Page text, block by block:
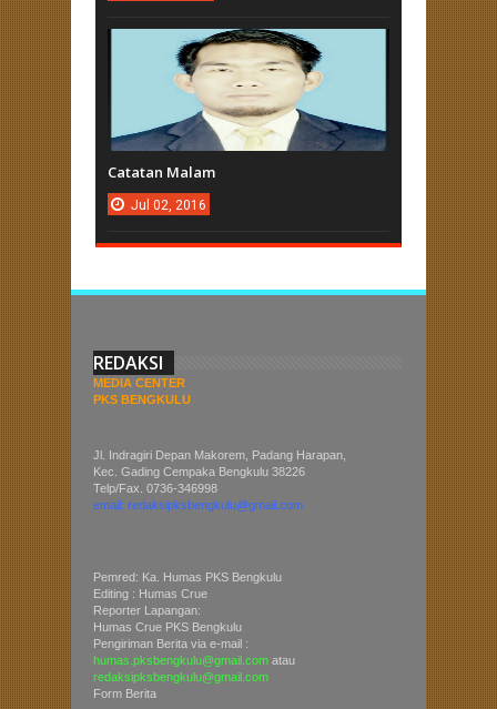
Catatan Malam
Jul 02, 2016
REDAKSI
MEDIA CENTER
PKS BENGKULU
Jl. Indragiri Depan Makorem, Padang Harapan,
Kec. Gading Cempaka Bengkulu 38226
Telp/Fax. 0736-346998
email: redaksipksbengkulu@gmail.com
Pemred: Ka. Humas PKS Bengkulu
Editing : Humas Crue
Reporter Lapangan:
Humas Crue PKS Bengkulu
Pengiriman Berita via e-mail :
humas.pksbengkulu@gmail.com atau
redaksipksbengkulu@gmail.com
Form Berita